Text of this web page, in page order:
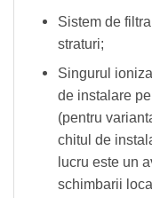
Sistem de
straturi;
Singurul
de instalare
(pentru
chitul de
lucru este un
schimbarii